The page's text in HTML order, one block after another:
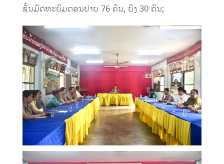
ຊັ້ນມັດທະຍົມຕອນປາຍ 76 ຄົນ, ຍິງ 30ຄົນ;